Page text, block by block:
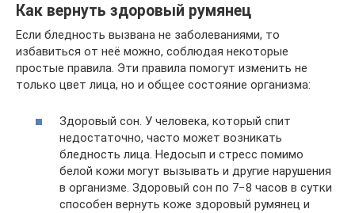
Как вернуть здоровый румянец
Если бледность вызвана не заболеваниями, то
избавиться от неё можно, соблюдая некоторые
простые правила. Эти правила помогут изменить не
только цвет лица, но и общее состояние организма:
Здоровый сон. У человека, который спит
недостаточно, часто может возникать
бледность лица. Недосып и стресс помимо
белой кожи могут вызывать и другие нарушения
в организме. Здоровый сон по 7−8 часов в сутки
способен вернуть коже здоровый румянец и